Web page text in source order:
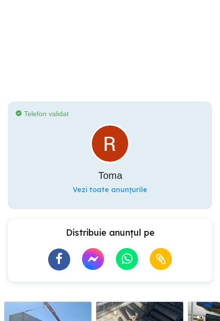
Telefon validat
Toma
Vezi toate anunțurile
Distribuie anunțul pe